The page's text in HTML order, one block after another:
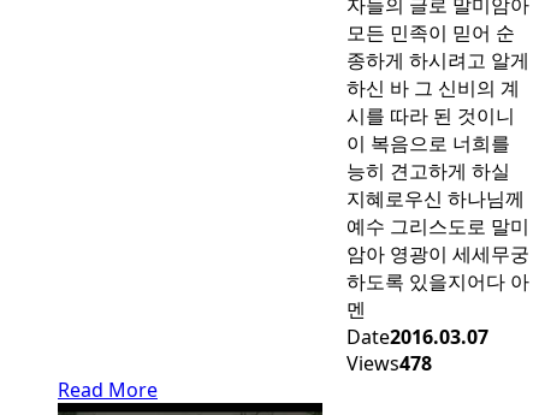
모든 민족이 믿어 순
종하게 하시려고 알게
하신 바 그 신비의 계
시를 따라 된 것이니
이 복음으로 너희를
능히 견고하게 하실
지혜로우신 하나님께
예수 그리스도로 말미
암아 영광이 세세무궁
하도록 있을지어다 아
멘
Date2016.03.07
Views478
Read More